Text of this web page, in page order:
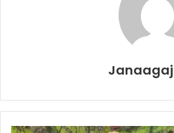
Janaagaj